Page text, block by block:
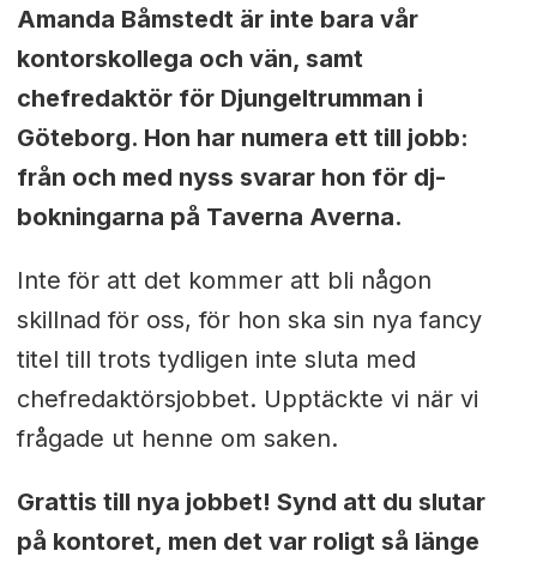
Amanda Båmstedt är inte bara vår
kontorskollega och vän, samt
chefredaktör för Djungeltrumman i
Göteborg. Hon har numera ett till jobb:
från och med nyss svarar hon för dj-
bokningarna på Taverna Averna.
Inte för att det kommer att bli någon
skillnad för oss, för hon ska sin nya fancy
titel till trots tydligen inte sluta med
chefredaktörsjobbet. Upptäckte vi när vi
frågade ut henne om saken.
Grattis till nya jobbet! Synd att du slutar
på kontoret, men det var roligt så länge